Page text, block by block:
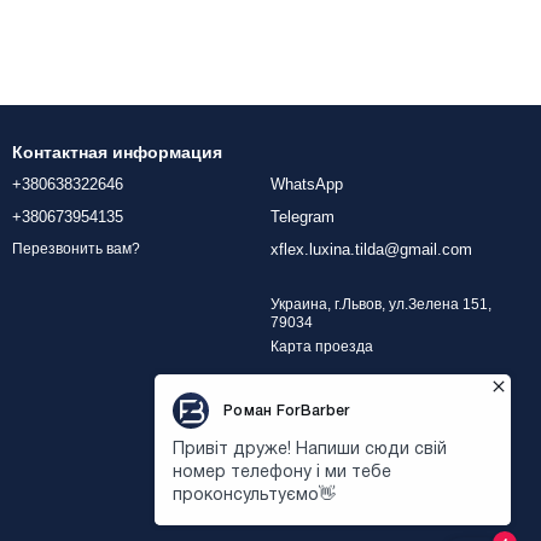
Контактная информация
+380638322646
+380673954135
Перезвонить вам?
WhatsApp
Telegram
xflex.luxina.tilda@gmail.com
Украина, г.Львов, ул.Зелена 151,
79034
Карта проезда